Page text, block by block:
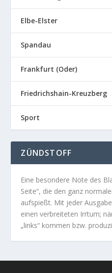
Elbe-Elster
Spandau
Frankfurt (Oder)
Friedrichshain-Kreuzberg
Sport
ZÜNDSTOFF
Eine besondere Note des
Seite“, die den ganz
aufspießt. Mit jeder
einen verbreiteten Irrtum;
„links“ kommen bzw.